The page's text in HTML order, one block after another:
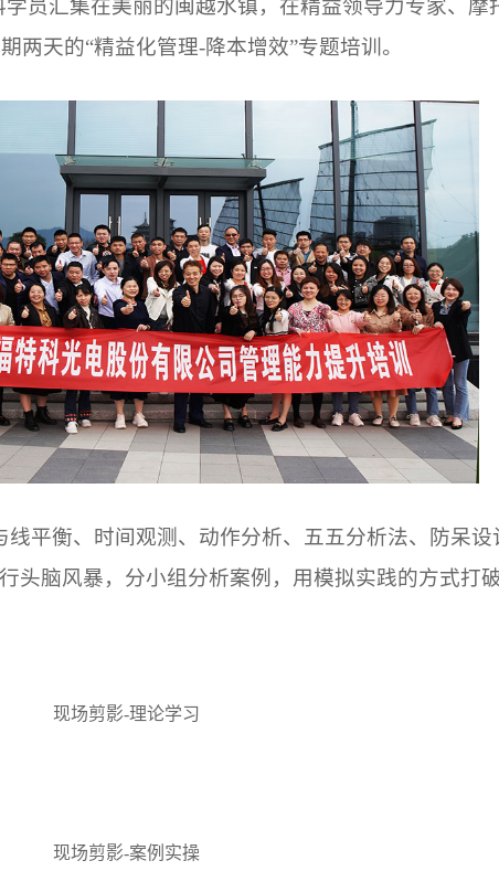
学员汇集在美丽的闽越水镇，在精益领导力专家、摩
两天的“精益化管理-降本增效”专题培训。
平衡、时间观测、动作分析、五五分析法、防呆
头脑风暴，分小组分析案例，用模拟实践的方式打
现场剪影-理论学习
现场剪影-案例实操